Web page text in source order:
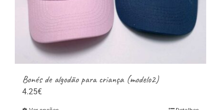
Bonés de algodão para criança (modelo2)
4.25€